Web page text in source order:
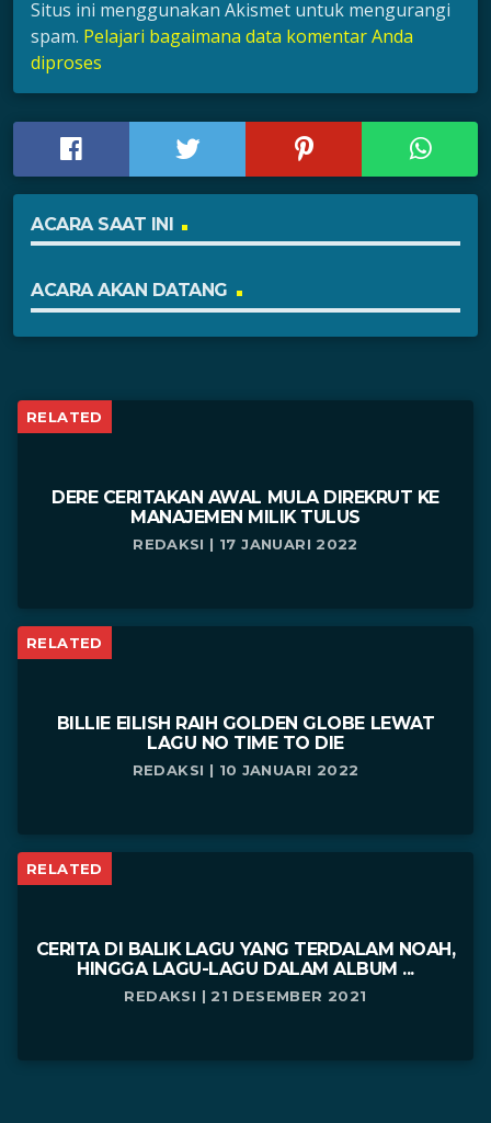
Situs ini menggunakan Akismet untuk mengurangi
spam. Pelajari bagaimana data komentar Anda
diproses
ACARA SAAT INI
ACARA AKAN DATANG
RELATED
DERE CERITAKAN AWAL MULA DIREKRUT KE
MANAJEMEN MILIK TULUS
REDAKSI | 17 JANUARI 2022
RELATED
BILLIE EILISH RAIH GOLDEN GLOBE LEWAT
LAGU NO TIME TO DIE
REDAKSI | 10 JANUARI 2022
RELATED
CERITA DI BALIK LAGU YANG TERDALAM NOAH,
HINGGA LAGU-LAGU DALAM ALBUM ...
REDAKSI | 21 DESEMBER 2021